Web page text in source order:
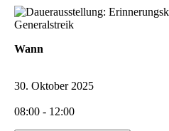
Wann
30. Oktober 2025
08:00 - 12:00